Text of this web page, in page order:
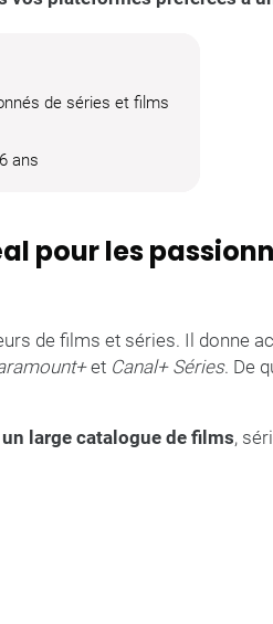
de séries et films
ans
pour les
de films et séries. Il donne
et Canal+ Séries. De
large catalogue de films,